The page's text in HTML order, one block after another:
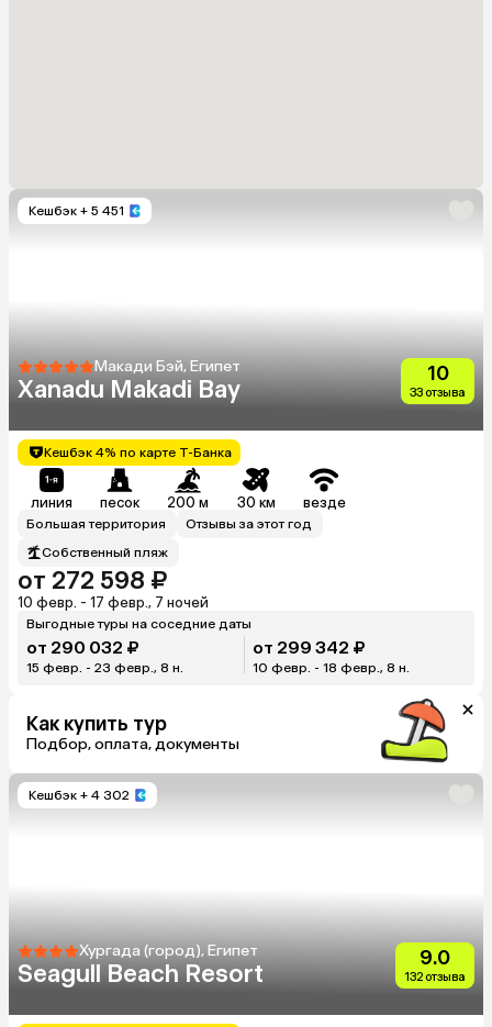
Кешбэк + 5 451
Макади Бэй, Египет
Xanadu Makadi Bay
10
33 отзыва
Кешбэк 4% по карте Т-Банка
линия песок 200 м 30 км везде
Большая территория
Отзывы за этот год
Собственный пляж
от 272 598 ₽
10 февр. - 17 февр., 7 ночей
Выгодные туры на соседние даты
от 290 032 ₽
15 февр. - 23 февр., 8 н.
от 299 342 ₽
10 февр. - 18 февр., 8 н.
Как купить тур
Подбор, оплата, документы
Кешбэк + 4 302
Хургада (город), Египет
Seagull Beach Resort
9.0
132 отзыва